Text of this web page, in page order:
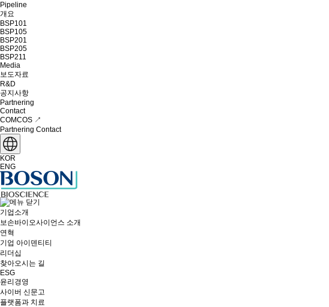
Pipeline
개요
BSP101
BSP105
BSP201
BSP205
BSP211
Media
보도자료
R&D
공지사항
Partnering
Contact
COMCOS ↗
Partnering Contact
KOR
ENG
기업소개
보손바이오사이언스 소개
연혁
기업 아이덴티티
리더십
찾아오시는 길
ESG
윤리경영
사이버 신문고
플랫폼과 치료